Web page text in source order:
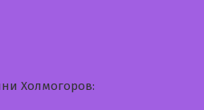
Холмогоров: